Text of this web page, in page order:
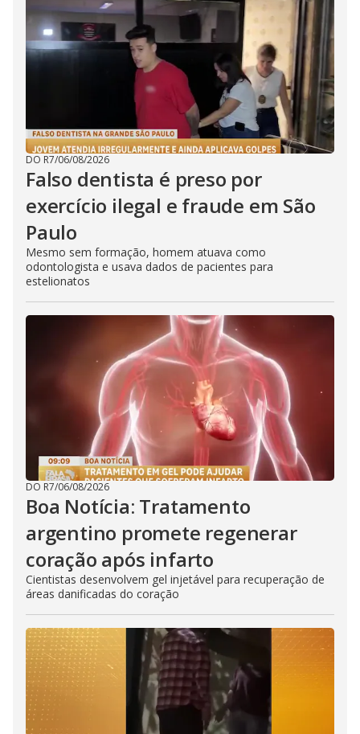
DO R7/06/08/2026
Falso dentista é preso por
exercício ilegal e fraude em São
Paulo
Mesmo sem formação, homem atuava como
odontologista e usava dados de pacientes para
estelionatos
DO R7/06/08/2026
Boa Notícia: Tratamento
argentino promete regenerar
coração após infarto
Cientistas desenvolvem gel injetável para recuperação de
áreas danificadas do coração